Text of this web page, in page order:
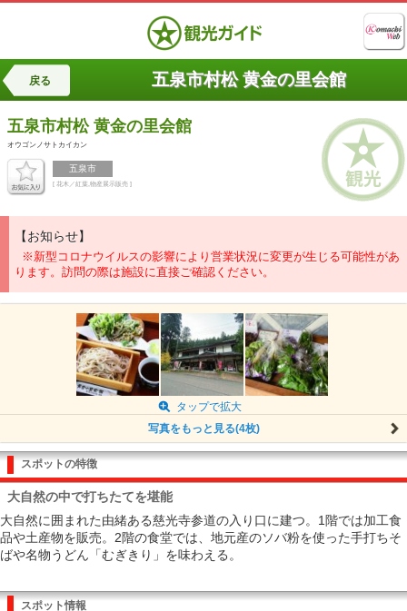
戻る 五泉市村松 黄金の里会館
五泉市村松 黄金の里会館
オウゴンノサトカイカン
五泉市
[ 花木／紅葉,物産展示販売 ]
【お知らせ】
※新型コロナウイルスの影響により営業状況に変更が生じる可能性があ
ります。訪問の際は施設に直接ご確認ください。
タップで拡大
写真をもっと見る(4枚)
スポットの特徴
大自然の中で打ちたてを堪能
大自然に囲まれた由緒ある慈光寺参道の入り口に建つ。1階では加工食
品や土産物を販売。2階の食堂では、地元産のソバ粉を使った手打ちそ
ばや名物うどん「むぎきり」を味わえる。
スポット情報